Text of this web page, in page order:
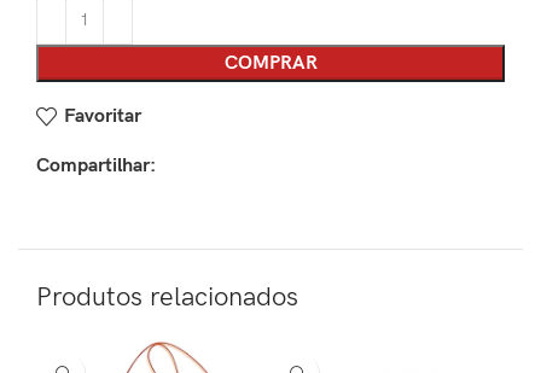
COMPRAR
Favoritar
Compartilhar:
Produtos relacionados